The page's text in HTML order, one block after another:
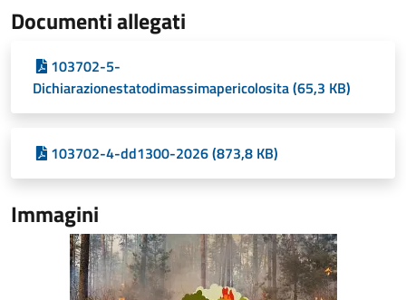
Documenti allegati
103702-5-
Dichiarazionestatodimassimapericolosita (65,3 KB)
103702-4-dd1300-2026 (873,8 KB)
Immagini